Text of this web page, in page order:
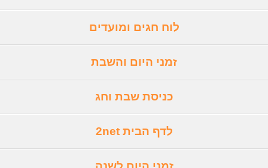
לוח חגים ומועדים
זמני היום והשבת
כניסת שבת וחג
לדף הבית 2net